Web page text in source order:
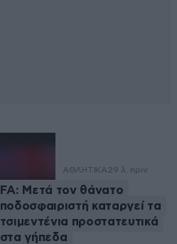
ΑΘΛΗΤΙΚΑ 29 λ. πριν
FA: Μετά τον θάνατο
ποδοσφαιριστή καταργεί τα
τσιμεντένια προστατευτικά
στα γήπεδα